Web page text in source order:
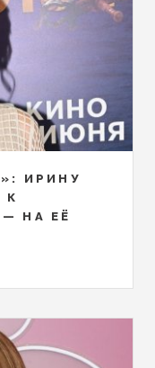
ИРИНУ
К
НА ЕЁ